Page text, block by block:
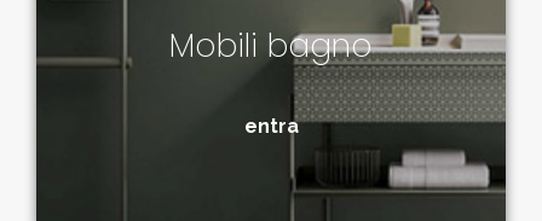
Mobili bagno
entra